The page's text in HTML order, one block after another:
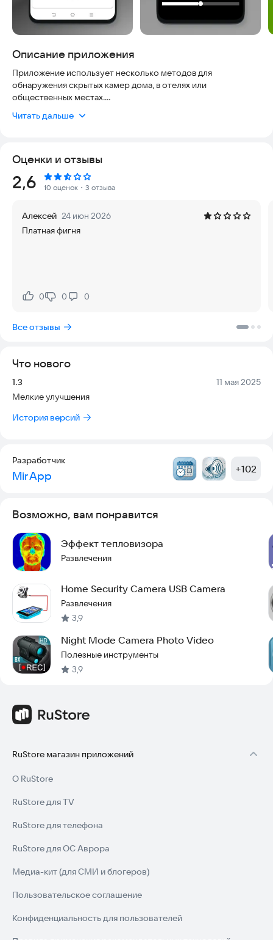
Описание приложения
Приложение использует несколько методов для
обнаружения скрытых камер дома, в отелях или
общественных местах.
Ключевые функции
- Обнаружение магнитного поля: Анализирует магнитные
аномалии с порогами (79 и 100 µT).
- Сканер разрешений приложений: Показывает приложения
с заданными правами.
конфиденциальностью.
- Полезная информация: Советы по использованию.
- Используйте ИК-пульт и фонарик для обнаружения.
1. Дайте разрешение на датчики.
Разрешения приложений
- Ждите результатов (количество, детали).
- Требуются разрешения и настройки для работы.
Читать дальше
Оценки и отзывы
Рейтинг:
2,6 10 оценок ・3 отзыва
Алексей 24 июн 2026
Платная фигня
Нравится:
0Не нравится:
0 0
Все отзывы
Что нового
Версия:
1.3 Дата:
11 мая 2025
Мелкие улучшения
История версий
Разработчик
Mir App +102
Возможно, вам понравится
Эффект тепловизора
Развлечения
Home Security Camera USB Camera
Развлечения
3,9
Night Mode Camera Photo Video
Полезные инструменты
3,9
RuStore магазин приложений
О RuStore
RuStore для TV
RuStore для телефона
RuStore для ОС Аврора
Медиа-кит (для СМИ и блогеров)
Пользовательское соглашение
Конфиденциальность для пользователей